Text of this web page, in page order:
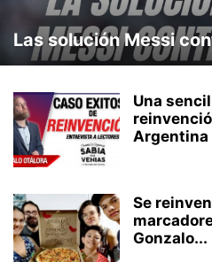
Las solución Messi
Una
Argentina
Se
Gonzalo...